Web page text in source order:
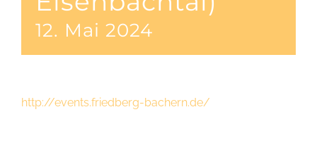
12. Mai 2024
http://events.friedberg-bachern.de/